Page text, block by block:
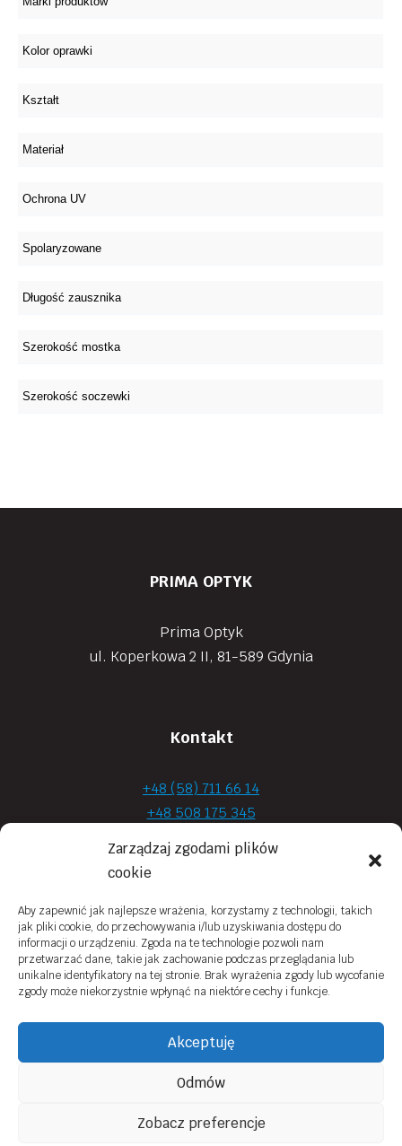
Zarządzaj zgodami plików
cookie
Aby zapewnić jak najlepsze wrażenia, korzystamy z technologii, takich
jak pliki cookie, do przechowywania i/lub uzyskiwania dostępu do
informacji o urządzeniu. Zgoda na te technologie pozwoli nam
przetwarzać dane, takie jak zachowanie podczas przeglądania lub
unikalne identyfikatory na tej stronie. Brak wyrażenia zgody lub wycofanie
zgody może niekorzystnie wpłynąć na niektóre cechy i funkcje.
Akceptuję
Odmów
Zobacz preferencje
PRIMA OPTYK
Prima Optyk
ul. Koperkowa 2 II, 81-589 Gdynia
Kontakt
+48 (58) 711 66 14
+48 508 175 345
+48 720 870 590
prima.optyk@gmail.com
Moje konto
Obowiązek Informacyjny
Polityka prywatności
Regulamin sklepu online